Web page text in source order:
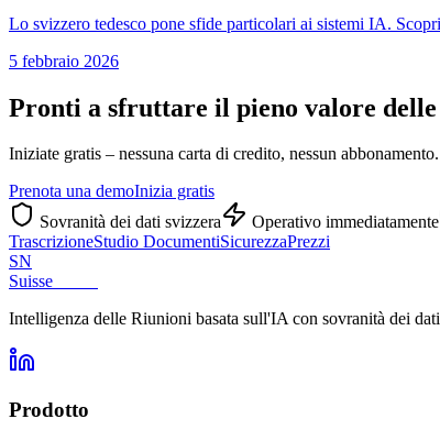
Lo svizzero tedesco pone sfide particolari ai sistemi IA.
5 febbraio 2026
Pronti a sfruttare il pieno valore
Iniziate gratis – nessuna carta di credito, nessun
Prenota una demoInizia gratis
Sovranità dei dati svizzera
Operativo immediatamente
TrascrizioneStudio DocumentiSicurezzaPrezzi
SN
Suisse
Intelligenza delle Riunioni basata sull'IA con sovranità dei
Prodotto